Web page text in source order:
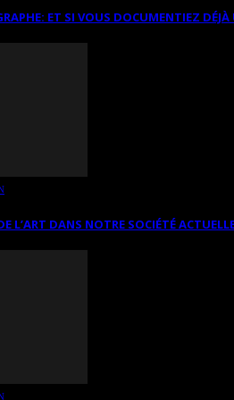
ET SI VOUS DOCUMENTIEZ
L’ART DANS NOTRE SOCIÉTÉ